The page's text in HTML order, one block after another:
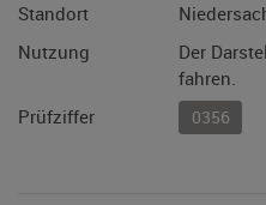
Standort
Nutzung
Der
fahren.
Prüfziffer
0356